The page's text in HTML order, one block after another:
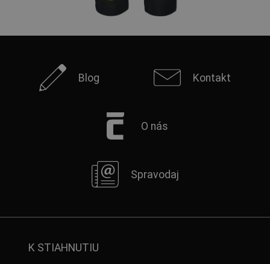
Blog Kontakt
O nás
Spravodaj
K STIAHNUTIU